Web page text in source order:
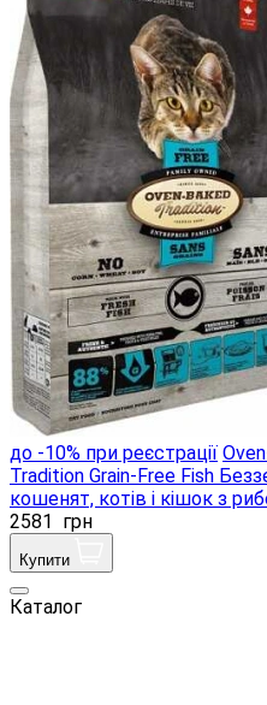
до -10% при реєстрації
Tradition Grain-Free Fish
кошенят, котів і кішок з
2581 грн
Купити
Каталог